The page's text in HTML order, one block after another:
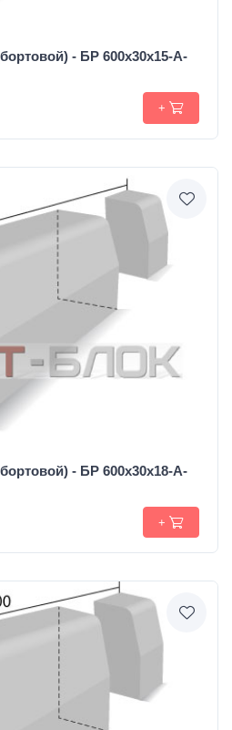
- БР 600х30х15-А-
+
- БР 600х30х18-A-
+